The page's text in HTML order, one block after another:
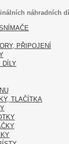
náhradních
PŘIPOJENÍ
DÍLY
TLAČÍTKA